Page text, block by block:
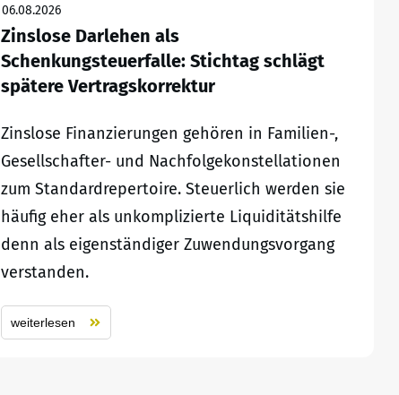
06.08.2026
Zinslose Darlehen als
Schenkungsteuerfalle: Stichtag schlägt
spätere Vertragskorrektur
Zinslose Finanzierungen gehören in Familien-,
Gesellschafter- und Nachfolgekonstellationen
zum Standardrepertoire. Steuerlich werden sie
häufig eher als unkomplizierte Liquiditätshilfe
denn als eigenständiger Zuwendungsvorgang
verstanden.
weiterlesen